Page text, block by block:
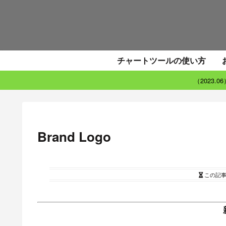
チャートツールの使い方
（
Brand Logo
この記